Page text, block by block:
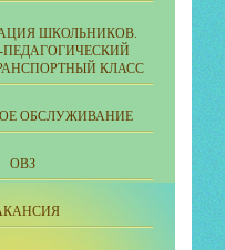
ШКОЛЬНИКОВ.
КЛАСС
ОБСЛУЖИВАНИЕ
ОВЗ